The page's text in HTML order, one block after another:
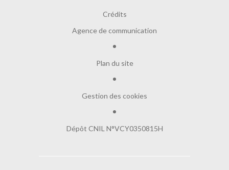
Crédits
Agence de communication
Plan du site
Gestion des cookies
Dépôt CNIL N°VCY0350815H